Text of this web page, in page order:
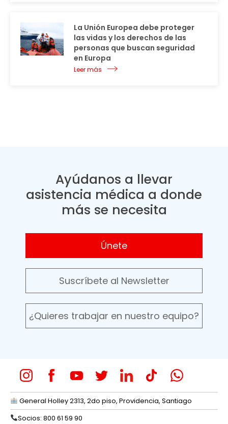
La Unión Europea debe proteger
las vidas y los derechos de las
personas que buscan seguridad
en Europa
Leer más
Ayúdanos a llevar
asistencia médica a donde
más se necesita
Únete
Suscríbete al Newsletter
¿Quieres trabajar en nuestro equipo?
General Holley 2313, 2do piso, Providencia, Santiago
Socios: 800 61 59 90